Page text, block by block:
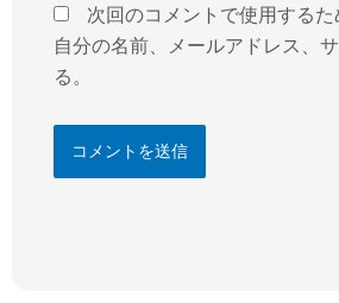
次回のコメントで使用する
自分の名前、メールアドレス、
る。